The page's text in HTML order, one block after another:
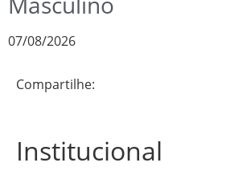
07/08/2026
Compartilhe:
Institucional